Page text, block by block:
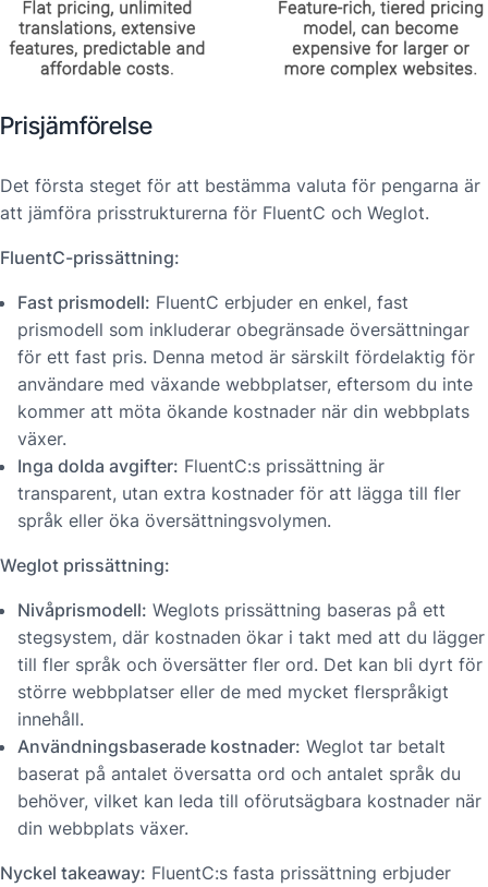
Prisjämförelse
Det första steget för att bestämma valuta för pengarna är
att jämföra prisstrukturerna för FluentC och Weglot.
FluentC-prissättning:
Fast prismodell: FluentC erbjuder en enkel, fast
prismodell som inkluderar obegränsade översättningar
för ett fast pris. Denna metod är särskilt fördelaktig för
användare med växande webbplatser, eftersom du inte
kommer att möta ökande kostnader när din webbplats
växer.
Inga dolda avgifter: FluentC:s prissättning är
transparent, utan extra kostnader för att lägga till fler
språk eller öka översättningsvolymen.
Weglot prissättning:
Nivåprismodell: Weglots prissättning baseras på ett
stegsystem, där kostnaden ökar i takt med att du lägger
till fler språk och översätter fler ord. Det kan bli dyrt för
större webbplatser eller de med mycket flerspråkigt
innehåll.
Användningsbaserade kostnader: Weglot tar betalt
baserat på antalet översatta ord och antalet språk du
behöver, vilket kan leda till oförutsägbara kostnader när
din webbplats växer.
Nyckel takeaway: FluentC:s fasta prissättning erbjuder